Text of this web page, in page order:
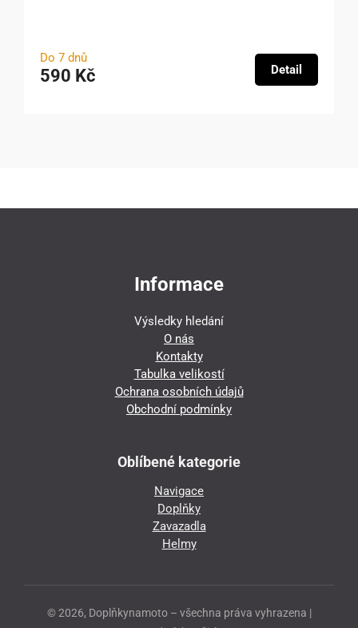
Do 7 dnů
590 Kč Detail
Informace
Výsledky hledání
O nás
Kontakty
Tabulka velikostí
Ochrana osobních údajů
Obchodní podmínky
Oblíbené kategorie
Navigace
Doplňky
Zavazadla
Helmy
© 2026, Doplňkynamoto – všechna práva vyhrazena |